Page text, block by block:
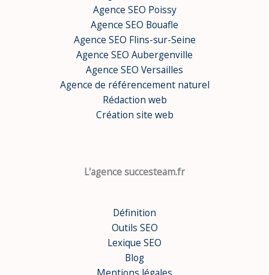
Agence SEO Poissy
Agence SEO Bouafle
Agence SEO Flins-sur-Seine
Agence SEO Aubergenville
Agence SEO Versailles
Agence de référencement naturel
Rédaction web
Création site web
L'agence succesteam.fr
Définition
Outils SEO
Lexique SEO
Blog